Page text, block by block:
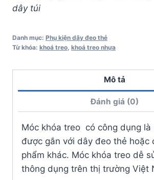
dây túi
Danh mục: Phụ kiện dây đeo thẻ
Từ khóa: khoá treo khoá treo nhựa
Mô tả
Đánh giá (0)
Móc khóa treo có công dụng là
được gắn với dây đeo thẻ hoặc
phẩm khác. Móc khóa treo dễ
thông dụng trên thị trường Việt